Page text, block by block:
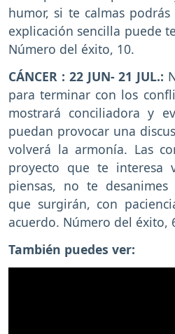
humor, si te calmas
explicación sencilla puede
Número del éxito, 10.
CÁNCER : 22 JUN- 21 JUL.:
para terminar con los
mostrará conciliadora y
puedan provocar una
volverá la armonía. Las
proyecto que te
piensas, no te
que surgirán, con
acuerdo. Número del éxito,
También puedes ver: